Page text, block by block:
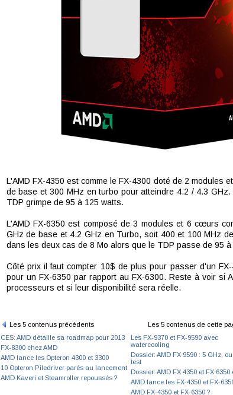
L'AMD FX-4350 est comme le FX-4300 doté de 2 modules
de base et 300 MHz en turbo pour atteindre 4.2 / 4.3
TDP grimpe de 95 à 125 watts.
L'AMD FX-6350 est composé de 3 modules et 6 cœurs
GHz de base et 4.2 GHz en Turbo, soit 400 et 100 MHz
dans les deux cas de 8 Mo alors que le TDP passe de 95 à
Côté prix il faut compter 10$ de plus pour passer d'un
pour un FX-6350 par rapport au FX-6300. Reste à voir si
processeurs et si leur disponibilité sera réelle.
Les 5 contenus précédents
CES: AMD détaille sa roadmap pour 2013
FX-8300 chez AMD
AMD lance les Opteron 4300 et 3300
10 Opteron Piledriver parés au lancement
AMD Kaveri et Steamroller repoussés ?
Les 5 contenus de cette
Les FX-9370 et FX-9590 avec
watercooling
Dossier: AMD FX 9590 : 5 GHz,
test
Dossier: AMD FX 4350 et FX 6350
AMD lance les FX-4350 et FX-
AMD FX-4350 et FX-6350 ?